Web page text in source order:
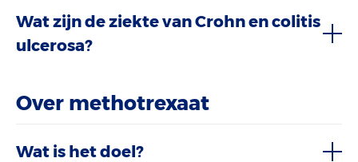
Wat zijn de ziekte van Crohn en colitis
ulcerosa?
Over methotrexaat
Wat is het doel?